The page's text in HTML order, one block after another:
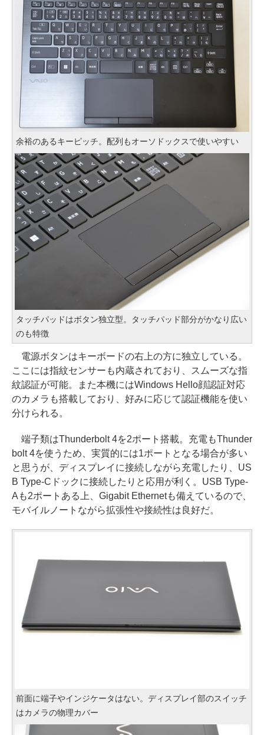
余裕のあるキーピッチ。配列もオーソドックスで使いやすい
タッチパッドはボタン独立型。タッチパッド部分がかなり広い
のも特徴
電源ボタンはキーボードの右上の方に独立している。
ここには指紋センサーも内蔵されており、スムーズな指
紋認証が可能。また本機にはWindows Hello顔認証対応
のカメラも搭載しており、好みに応じて認証機能を使い
分けられる。
端子類はThunderbolt 4を2ポート搭載。充電もThunder
bolt 4を使うため、実質的には1ポートとなる場合が多い
と思うが、ディスプレイに接続しながら充電したり、US
B Type-Cドックに接続したりと応用が利く。USB Type-
Aも2ポートある上、Gigabit Ethernetも備えているので、
モバイルノートながら拡張性や接続性は良好だ。
前面に端子やインジケータはない。ディスプレイ部のスイッチ
はカメラの物理カバー